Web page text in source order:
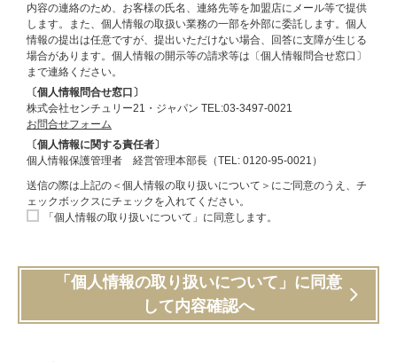
内容の連絡のため、お客様の氏名、連絡先等を加盟店にメール等で提供
します。また、個人情報の取扱い業務の一部を外部に委託します。個人
情報の提出は任意ですが、提出いただけない場合、回答に支障が生じる
場合があります。個人情報の開示等の請求等は〔個人情報問合せ窓口〕
まで連絡ください。
〔個人情報問合せ窓口〕
株式会社センチュリー21・ジャパン TEL:03-3497-0021
お問合せフォーム
〔個人情報に関する責任者〕
個人情報保護管理者 経営管理本部長（TEL: 0120-95-0021）
送信の際は上記の＜個人情報の取り扱いについて＞にご同意のうえ、チ
ェックボックスにチェックを入れてください。
「個人情報の取り扱いについて」に同意します。
「個人情報の取り扱いについて」に同意
して内容確認へ